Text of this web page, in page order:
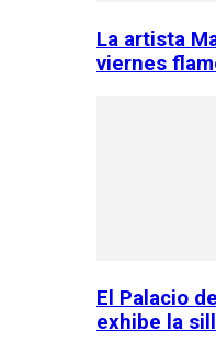
La artista
viernes
El Palacio
exhibe la